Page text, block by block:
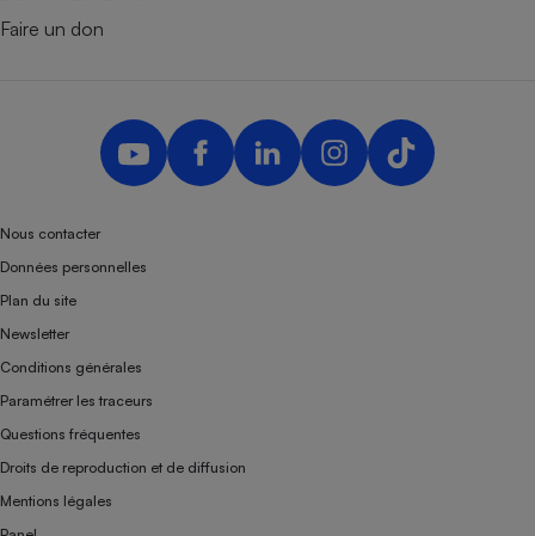
Faire un don
Nous contacter
Données personnelles
Plan du site
Newsletter
Conditions générales
Paramétrer les traceurs
Questions fréquentes
Droits de reproduction et de diffusion
Mentions légales